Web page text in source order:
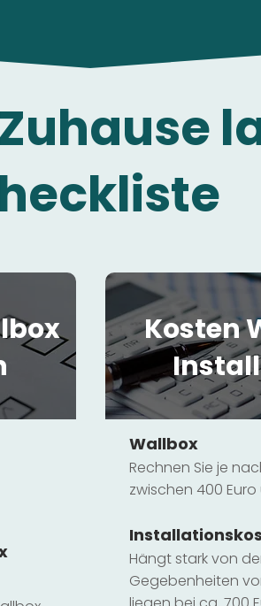
Kosten
Wallbox
Rechnen Sie je
zwischen 400 Euro
Installations
Hängt stark von
Gegebenheiten